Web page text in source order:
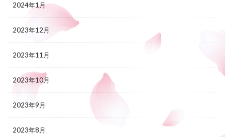
2024年1月
2023年12月
2023年11月
2023年10月
2023年9月
2023年8月